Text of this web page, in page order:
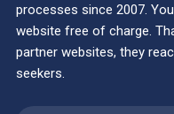
processes since 2007.
website free of charge.
partner websites, they
seekers.